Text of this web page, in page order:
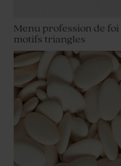
Menu profession de foi
motifs triangles